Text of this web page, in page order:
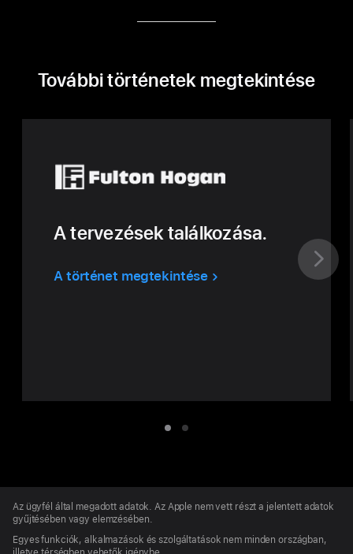
További történetek megtekintése
A tervezések találkozása.
A történet megtekintése
1.
2.
lábléc
Az ügyfél által megadott adatok. Az Apple nem vett részt a jelentett adatok
gyűjtésében vagy elemzésében.
Egyes funkciók, alkalmazások és szolgáltatások nem minden országban,